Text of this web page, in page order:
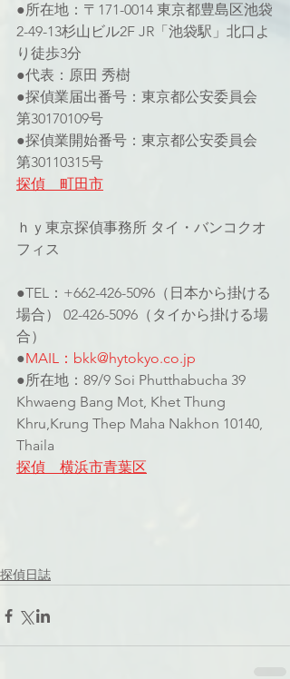
●所在地：〒171-0014 東京都豊島区池袋
2-49-13杉山ビル2F JR「池袋駅」北口よ
り徒歩3分
●代表：原田 秀樹
●探偵業届出番号：東京都公安委員会
第30170109号
●探偵業開始番号：東京都公安委員会
第30110315号
探偵　町田市
ｈｙ東京探偵事務所 タイ・バンコクオ
フィス
●TEL：+662-426-5096（日本から掛ける
場合） 02-426-5096（タイから掛ける場
合）
●MAIL：bkk@hytokyo.co.jp
●所在地：89/9 Soi Phutthabucha 39
Khwaeng Bang Mot, Khet Thung
Khru,Krung Thep Maha Nakhon 10140,
Thaila
探偵　横浜市青葉区
探偵日誌